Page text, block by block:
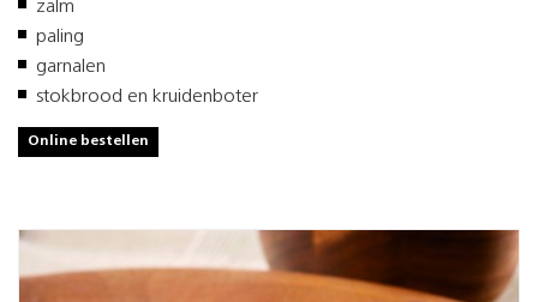
zalm
paling
garnalen
stokbrood en kruidenboter
Online bestellen